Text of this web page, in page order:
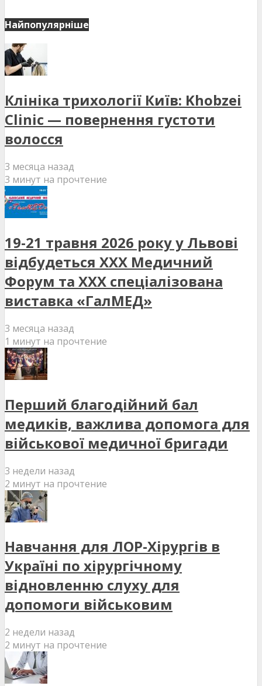
Найпопулярніше
Клініка трихології Київ: Khobzei
Clinic — повернення густоти
волосся
3 месяца назад
3 минут на прочтение
19-21 травня 2026 року у Львові
відбудеться XXX Медичний
Форум та XXX спеціалізована
виставка «ГалМЕД»
3 месяца назад
1 минут на прочтение
Перший благодійний бал
медиків, важлива допомога для
військової медичної бригади
3 недели назад
2 минут на прочтение
Навчання для ЛОР-Хірургів в
Україні по хірургічному
відновленню слуху для
допомоги військовим
2 недели назад
2 минут на прочтение